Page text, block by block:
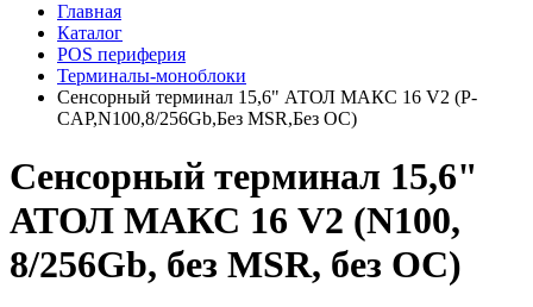
Главная
Каталог
POS периферия
Терминалы-моноблоки
Сенсорный терминал 15,6" АТОЛ МАКС 16 V2 (P-
CAP,N100,8/256Gb,Без MSR,Без ОС)
Сенсорный терминал 15,6"
АТОЛ МАКС 16 V2 (N100,
8/256Gb, без MSR, без ОС)